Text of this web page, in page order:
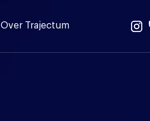
Over Trajectum